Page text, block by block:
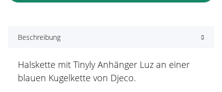
Beschreibung
Halskette mit Tinyly Anhänger Luz an einer
blauen Kugelkette von Djeco.